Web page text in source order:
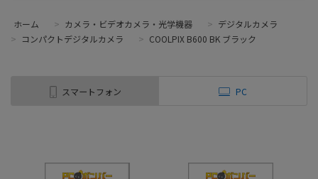
ホーム > カメラ・ビデオカメラ・光学機器 > デジタルカメラ
> コンパクトデジタルカメラ > COOLPIX B600 BK ブラック
スマートフォン PC